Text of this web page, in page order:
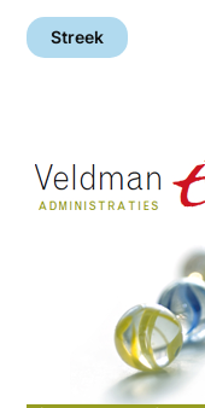
Streek